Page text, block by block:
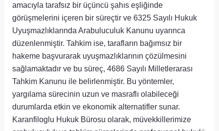
amacıyla tarafsız bir üçüncü şahıs eşliğinde
görüşmelerini içeren bir süreçtir ve 6325 Sayılı Hukuk
Uyuşmazlıklarında Arabuluculuk Kanunu uyarınca
düzenlenmiştir. Tahkim ise, tarafların bağımsız bir
hakeme başvurarak uyuşmazlıklarının çözülmesini
sağlamaktadır ve bu süreç, 4686 Sayılı Milletlerarası
Tahkim Kanunu ile belirlenmiştir. Bu yöntemler,
yargılama sürecinin uzun ve masraflı olabileceği
durumlarda etkin ve ekonomik alternatifler sunar.
Karanfiloglu Hukuk Bürosu olarak, müvekkillerimize